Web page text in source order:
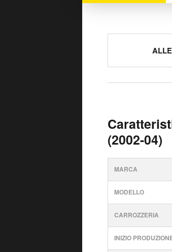
(2002-04)
MARCA
MODELLO
CARROZZERIA
INIZIO